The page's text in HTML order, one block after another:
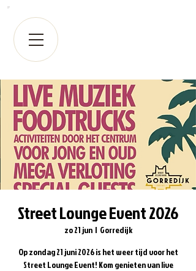
Street Lounge Event 2026
zo 21 jun
  |
Gorredijk
Op zondag 21 juni 2026 is het weer tijd voor het
Street Lounge Event! Kom genieten van live